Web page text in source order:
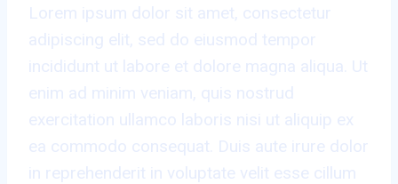
Lorem ipsum dolor sit amet, consectetur
adipiscing elit, sed do eiusmod tempor
incididunt ut labore et dolore magna aliqua. Ut
enim ad minim veniam, quis nostrud
exercitation ullamco laboris nisi ut aliquip ex
ea commodo consequat. Duis aute irure dolor
in reprehenderit in voluptate velit esse cillum